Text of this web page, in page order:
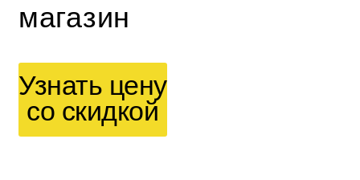
магазин
Узнать цену
со скидкой